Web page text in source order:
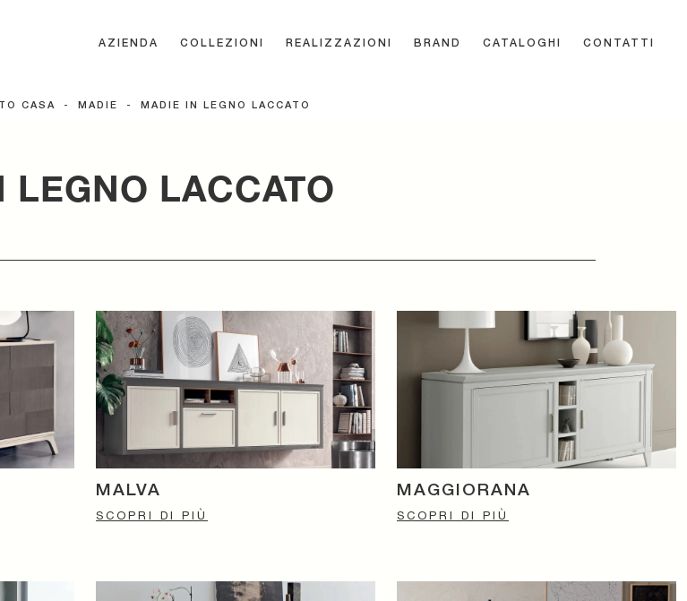
AZIENDA COLLEZIONI REALIZZAZIONI BRAND CATALOGHI CONTATTI
CASA - MADIE - MADIE IN LEGNO LACCATO
LEGNO LACCATO
MALVA
SCOPRI DI PIÙ
MAGGIORANA
SCOPRI DI PIÙ